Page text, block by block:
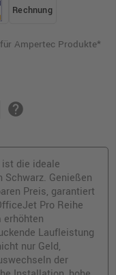
Rechnung
Ampertec Produkte*
help
ist die ideale
Schwarz. Genießen
Preis, garantiert
Pro Reihe
erhöhten
Laufleistung
nur Geld,
der